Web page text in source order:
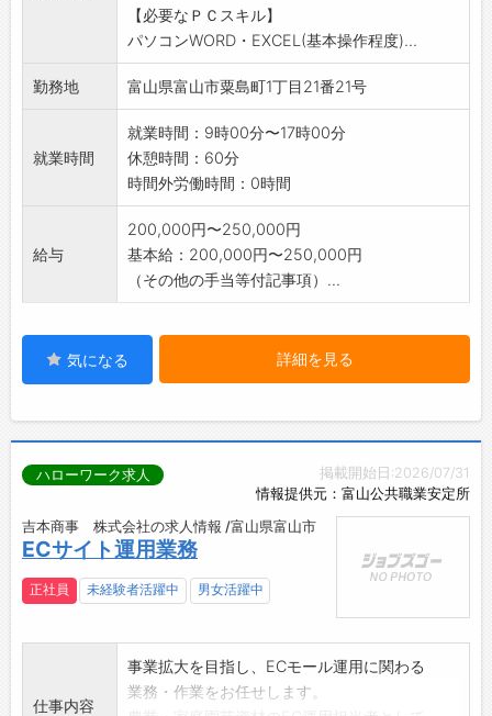
【必要なＰＣスキル】
パソコンWORD・EXCEL(基本操作程度)...
勤務地 富山県富山市粟島町1丁目21番21号
就業時間
就業時間：9時00分〜17時00分
休憩時間：60分
時間外労働時間：0時間
給与
200,000円〜250,000円
基本給：200,000円〜250,000円
（その他の手当等付記事項）...
気になる 詳細を見る
掲載開始日:2026/07/31
情報提供元：富山公共職業安定所
ハローワーク求人
吉本商事 株式会社の求人情報 /富山県富山市
ECサイト運用業務
正社員 未経験者活躍中 男女活躍中
仕事内容
事業拡大を目指し、ECモール運用に関わる
業務・作業をお任せします。